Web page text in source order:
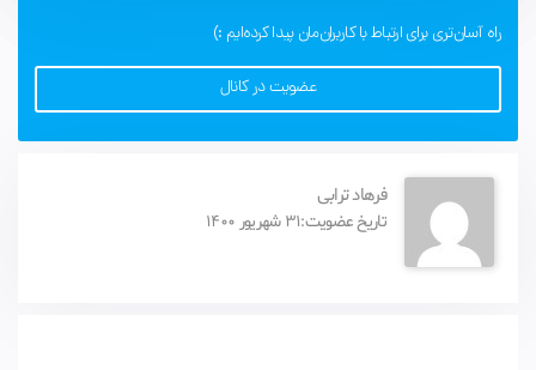
فرهاد ترابی
تاریخ عضویت:31 شهریور 1400
راه آسان‌تری برای ارتباط با کاربران‌مان پیدا کرده‌ایم :)
عضویت در کانال